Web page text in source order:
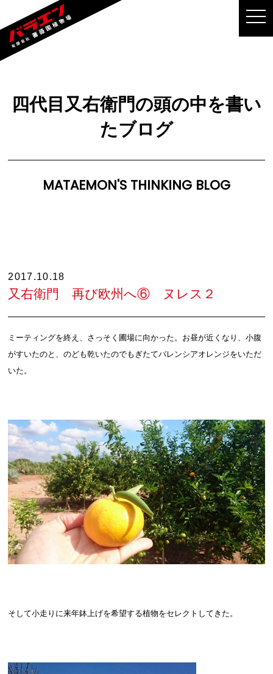
四代目又右衛門の頭の中を書い
たブログ
MATAEMON'S THINKING BLOG
2017.10.18
又右衛門 再び欧州へ⑥ ヌレス２
ミーティングを終え、さっそく圃場に向かった。お昼が近くなり、小腹
がすいたのと、のども乾いたのでもぎたてバレンシアオレンジをいただ
いた。
そして小走りに来年鉢上げを希望する植物をセレクトしてきた。